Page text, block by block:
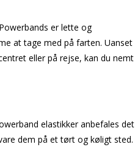
Powerbands er lette og
at tage med på farten. Uanset
eller på rejse, kan du nemt
elastikker anbefales det
dem på et tørt og køligt sted.